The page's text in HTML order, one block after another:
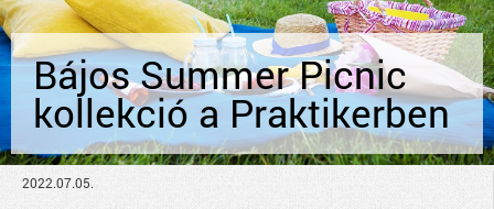
Bájos Summer Picnic
kollekció a Praktikerben
2022.07.05.